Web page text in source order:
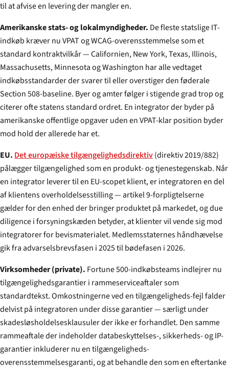
til at afvise en levering der mangler en.
Amerikanske stats- og lokalmyndigheder. De fleste statslige IT-
indkøb kræver nu VPAT og WCAG-overensstemmelse som et
standard kontraktvilkår — Californien, New York, Texas, Illinois,
Massachusetts, Minnesota og Washington har alle vedtaget
indkøbsstandarder der svarer til eller overstiger den føderale
Section 508-baseline. Byer og amter følger i stigende grad trop og
citerer ofte statens standard ordret. En integrator der byder på
amerikanske offentlige opgaver uden en VPAT-klar position byder
mod hold der allerede har et.
EU. Det europæiske tilgængelighedsdirektiv(direktiv 2019/882)
pålægger tilgængelighed som en produkt- og tjenestegenskab. Når
en integrator leverer til en EU-scopet klient, er integratoren en del
af klientens overholdelsesstilling — artikel 9-forpligtelserne
gælder for den enhed der bringer produktet på markedet, og due
diligence i forsyningskæden betyder, at klienter vil vende sig mod
integratorer for bevismaterialet. Medlemsstaternes håndhævelse
gik fra advarselsbrevsfasen i 2025 til bødefasen i 2026.
Virksomheder (private). Fortune 500-indkøbsteams indlejrer nu
tilgængelighedsgarantier i rammeserviceaftaler som
standardtekst. Omkostningerne ved en tilgængeligheds-fejl falder
delvist på integratoren under disse garantier — særligt under
skadesløsholdelsesklausuler der ikke er forhandlet. Den samme
rammeaftale der indeholder databeskyttelses-, sikkerheds- og IP-
garantier inkluderer nu en tilgængeligheds-
overensstemmelsesgaranti, og at behandle den som en eftertanke